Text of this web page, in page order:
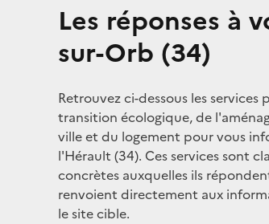
Les réponses à
sur-Orb (34)
Retrouvez ci-dessous les
transition écologique, de
ville et du logement pour vous
l'Hérault (34). Ces services sont
concrètes auxquelles ils
renvoient directement aux
le site cible.